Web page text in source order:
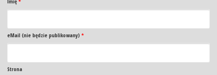
eMail (nie będzie publikowany) *
Strona